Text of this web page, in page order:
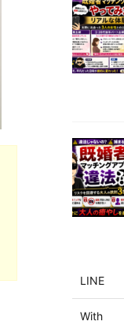
LINE
With